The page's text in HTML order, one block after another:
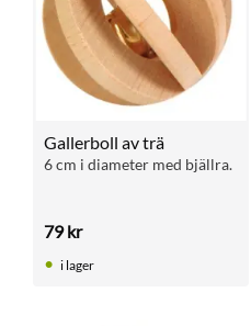
Gallerboll av trä
6 cm i diameter med bjällra.
79kr
i lager